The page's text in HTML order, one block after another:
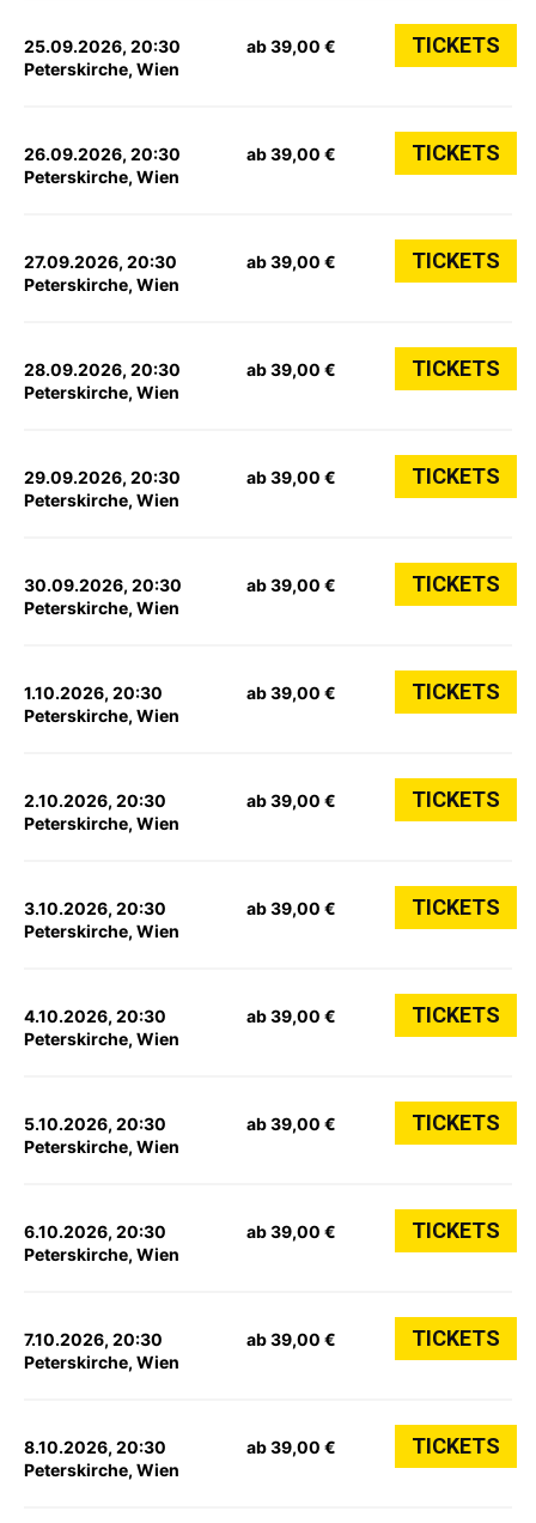
25.09.2026, 20:30
Peterskirche, Wien
ab 39,00 € TICKETS
26.09.2026, 20:30
Peterskirche, Wien
ab 39,00 € TICKETS
27.09.2026, 20:30
Peterskirche, Wien
ab 39,00 € TICKETS
28.09.2026, 20:30
Peterskirche, Wien
ab 39,00 € TICKETS
29.09.2026, 20:30
Peterskirche, Wien
ab 39,00 € TICKETS
30.09.2026, 20:30
Peterskirche, Wien
ab 39,00 € TICKETS
1.10.2026, 20:30
Peterskirche, Wien
ab 39,00 € TICKETS
2.10.2026, 20:30
Peterskirche, Wien
ab 39,00 € TICKETS
3.10.2026, 20:30
Peterskirche, Wien
ab 39,00 € TICKETS
4.10.2026, 20:30
Peterskirche, Wien
ab 39,00 € TICKETS
5.10.2026, 20:30
Peterskirche, Wien
ab 39,00 € TICKETS
6.10.2026, 20:30
Peterskirche, Wien
ab 39,00 € TICKETS
7.10.2026, 20:30
Peterskirche, Wien
ab 39,00 € TICKETS
8.10.2026, 20:30
Peterskirche, Wien
ab 39,00 € TICKETS